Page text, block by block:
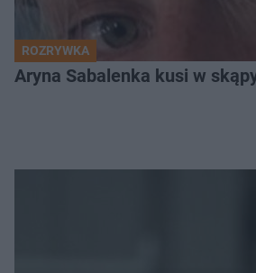
ROZRYWKA
Aryna Sabalenka kusi w